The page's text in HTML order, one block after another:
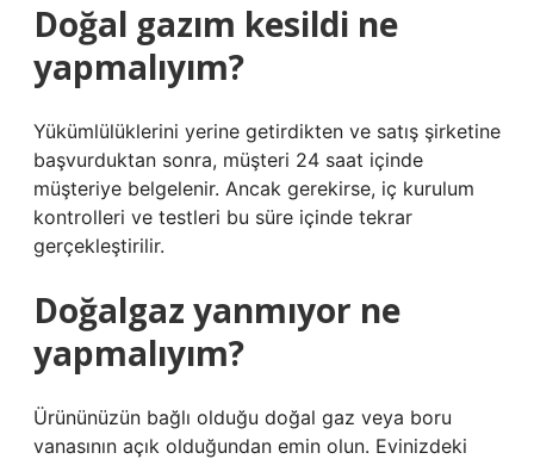
Doğal gazım kesildi ne
yapmalıyım?
Yükümlülüklerini yerine getirdikten ve satış şirketine
başvurduktan sonra, müşteri 24 saat içinde
müşteriye belgelenir. Ancak gerekirse, iç kurulum
kontrolleri ve testleri bu süre içinde tekrar
gerçekleştirilir.
Doğalgaz yanmıyor ne
yapmalıyım?
Ürününüzün bağlı olduğu doğal gaz veya boru
vanasının açık olduğundan emin olun. Evinizdeki